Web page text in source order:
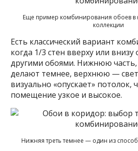
Еще пример комбинирования обоев в
коллекции
Есть классический вариант
когда 1/3 стен вверху или внизу
другими обоями. Нижнюю часть,
делают темнее, верхнюю —
визуально «опускает» потолок,
помещение узкое и высокое.
Нижняя треть темнее — один из